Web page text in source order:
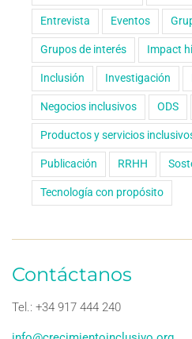
Entrevista Eventos
Grupos de interés Impact
Inclusión Investigación
Negocios inclusivos ODS
Productos y servicios
Publicación RRHH
Tecnología con propósito
Contáctanos
Tel.: +34 917 444 240